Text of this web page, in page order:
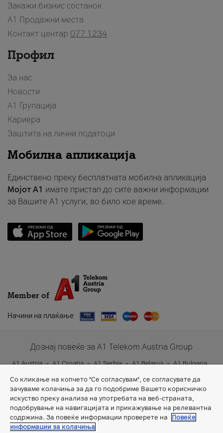
Закажи бизнис состанок
A1 Продажни места
Контакт центар 077 1234
Профил
За нас
Новости
А1 Групација
Кариера
Заштита на лични податоци
Мобилна апликација
Единствено преку бесплатната мобилна апликација
Мојот A1 имате пристап до сите важни информации
за Вашите A1 услуги, во било кое време.
Member of
Начини на плаќање
Дознај повеќе за A1 Telekom Austria Group
A1 Austria A1 Croatia A1 Serbia A1 Belarus
A1 Bulgaria
A1 Slovenia
A1 Digital
Со кликање на копчето "Се согласувам", се согласувате да
зачуваме колачиња за да го подобриме Вашето корисничко
искуство преку анализа на употребата на веб-страната,
подобрување на навигацијата и прикажување на релевантна
содржина. За повеќе информации проверете на
Повеќе
информации за колачиња